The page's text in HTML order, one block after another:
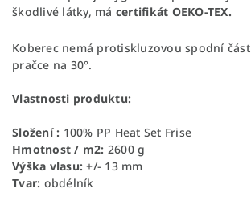
škodlivé látky, má certifikát OEKO-TEX.
Koberec nemá protiskluzovou spodní
pračce na 30°.
Vlastnosti produktu:
Složení : 100% PP Heat Set Frise
Hmotnost / m2: 2600 g
Výška vlasu: +/- 13 mm
Tvar: obdélník